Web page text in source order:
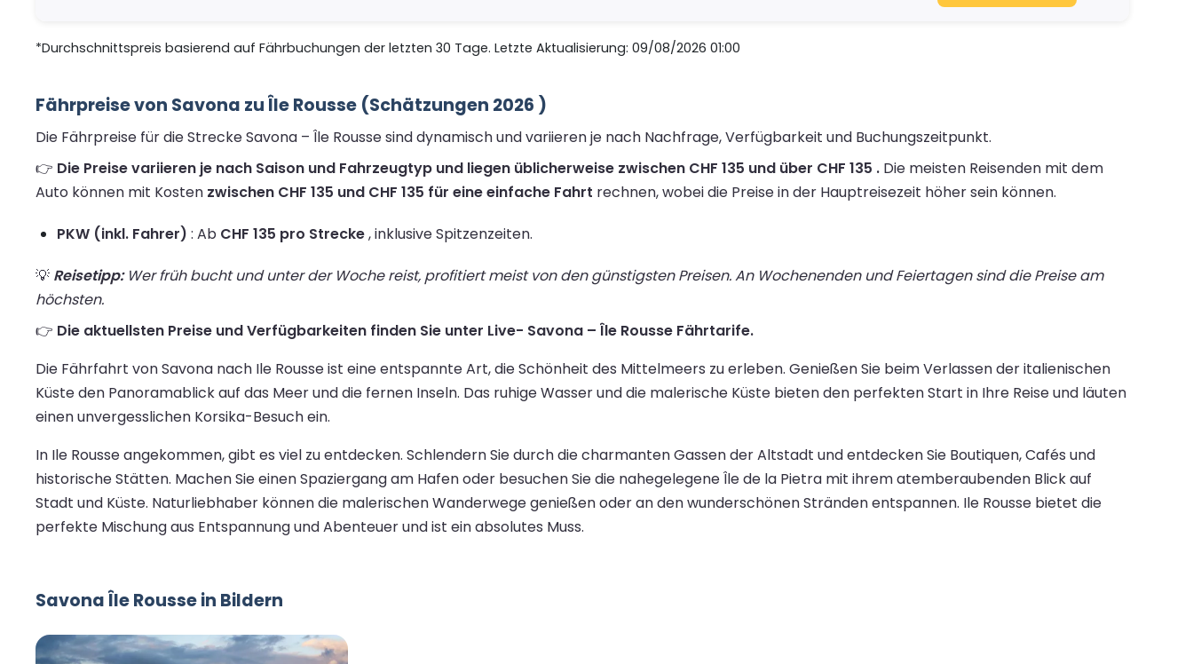
*Durchschnittspreis basierend auf Fährbuchungen der letzten 30 Tage. Letzte Aktualisierung: 09/08/2026 01:00
Fährpreise von Savona zu Île Rousse (Schätzungen 2026 )
Die Fährpreise für die Strecke Savona – Île Rousse sind dynamisch und variieren je nach Nachfrage, Verfügbarkeit und Buchungszeitpunkt.
👉 Die Preise variieren je nach Saison und Fahrzeugtyp und liegen üblicherweise zwischen CHF 135 und über CHF 135 . Die meisten Reisenden mit dem
Auto können mit Kosten zwischen CHF 135 und CHF 135 für eine einfache Fahrt rechnen, wobei die Preise in der Hauptreisezeit höher sein können.
PKW (inkl. Fahrer) : Ab CHF 135 pro Strecke, inklusive Spitzenzeiten.
💡 Reisetipp:Wer früh bucht und unter der Woche reist, profitiert meist von den günstigsten Preisen. An Wochenenden und Feiertagen sind die Preise am
höchsten.
👉 Die aktuellsten Preise und Verfügbarkeiten finden Sie unter Live- Savona – Île Rousse Fährtarife.
Die Fährfahrt von Savona nach Ile Rousse ist eine entspannte Art, die Schönheit des Mittelmeers zu erleben. Genießen Sie beim Verlassen der italienischen
Küste den Panoramablick auf das Meer und die fernen Inseln. Das ruhige Wasser und die malerische Küste bieten den perfekten Start in Ihre Reise und läuten
einen unvergesslichen Korsika-Besuch ein.
In Ile Rousse angekommen, gibt es viel zu entdecken. Schlendern Sie durch die charmanten Gassen der Altstadt und entdecken Sie Boutiquen, Cafés und
historische Stätten. Machen Sie einen Spaziergang am Hafen oder besuchen Sie die nahegelegene Île de la Pietra mit ihrem atemberaubenden Blick auf
Stadt und Küste. Naturliebhaber können die malerischen Wanderwege genießen oder an den wunderschönen Stränden entspannen. Ile Rousse bietet die
perfekte Mischung aus Entspannung und Abenteuer und ist ein absolutes Muss.
Savona Île Rousse in Bildern